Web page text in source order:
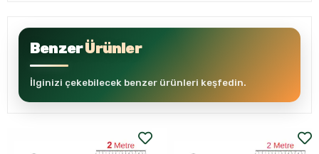
BenzerÜrünler
İlginizi çekebilecek benzer ürünleri keşfedin.